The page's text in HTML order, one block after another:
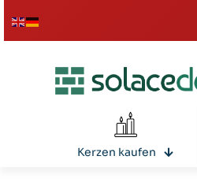
Kerzen kaufen